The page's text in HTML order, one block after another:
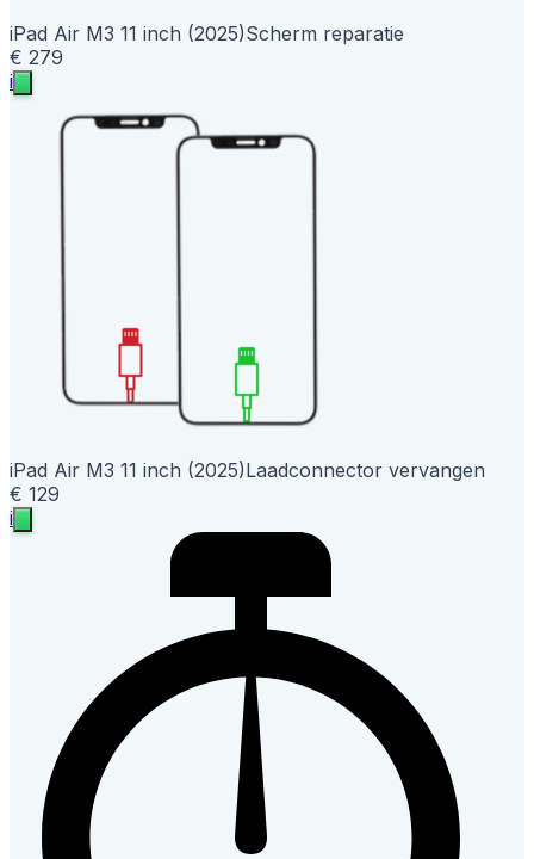
iPad Air M3 11 inch (2025)Scherm reparatie
€ 279
i
iPad Air M3 11 inch (2025)Laadconnector vervangen
€ 129
i